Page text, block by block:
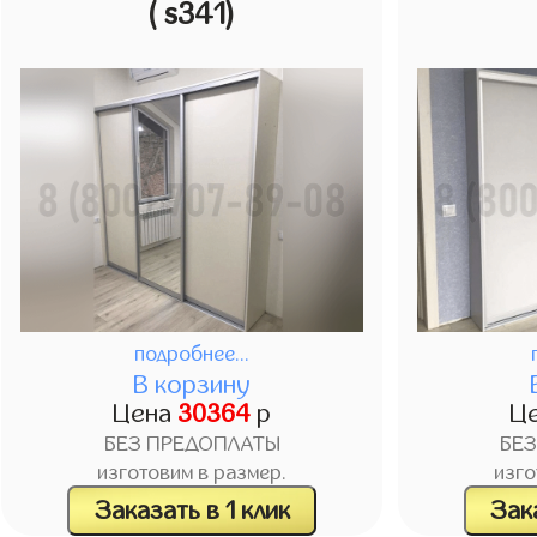
( s341)
подробнее...
В корзину
Цена 30364 р
БЕЗ ПРЕДОПЛАТЫ
изготовим в размер.
Заказать в 1 клик